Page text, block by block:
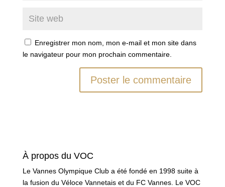
Enregistrer mon nom, mon e-mail et mon site dans
le navigateur pour mon prochain commentaire.
À propos du VOC
Le Vannes Olympique Club a été fondé en 1998 suite à
la fusion du Véloce Vannetais et du FC Vannes. Le VOC